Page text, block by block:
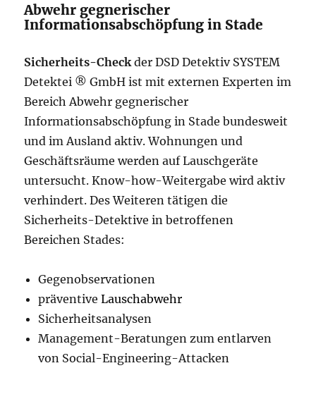
Abwehr gegnerischer
Informationsabschöpfung in Stade
Sicherheits-Check der DSD Detektiv SYSTEM
Detektei ® GmbH ist mit externen Experten im
Bereich Abwehr gegnerischer
Informationsabschöpfung in Stade bundesweit
und im Ausland aktiv. Wohnungen und
Geschäftsräume werden auf Lauschgeräte
untersucht. Know-how-Weitergabe wird aktiv
verhindert. Des Weiteren tätigen die
Sicherheits-Detektive in betroffenen
Bereichen Stades:
Gegenobservationen
präventiveLauschabwehr
Sicherheitsanalysen
Management-Beratungen zum entlarven
von Social-Engineering-Attacken